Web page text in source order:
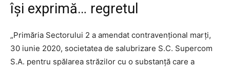
își exprimă… regretul
„Primăria Sectorului 2 a amendat contravențional marți,
30 iunie 2020, societatea de salubrizare S.C. Supercom
S.A. pentru spălarea străzilor cu o substanță care a